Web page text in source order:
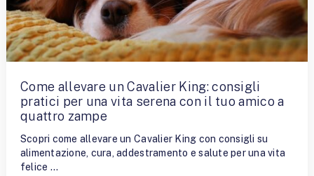
Come allevare un Cavalier King: consigli
pratici per una vita serena con il tuo amico a
quattro zampe
Scopri come allevare un Cavalier King con consigli su
alimentazione, cura, addestramento e salute per una vita
felice …